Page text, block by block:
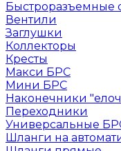
Быстроразъемные
Вентили
Заглушки
Коллекторы
Кресты
Макси БРС
Мини БРС
Наконечники
Переходники
Универсальные
Шланги на